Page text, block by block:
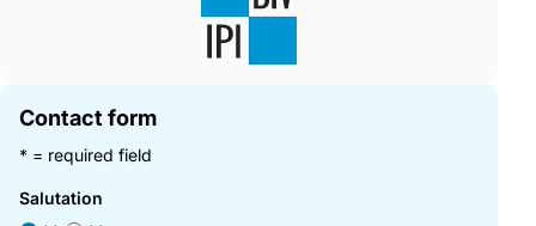
Contact form
* = required field
Salutation